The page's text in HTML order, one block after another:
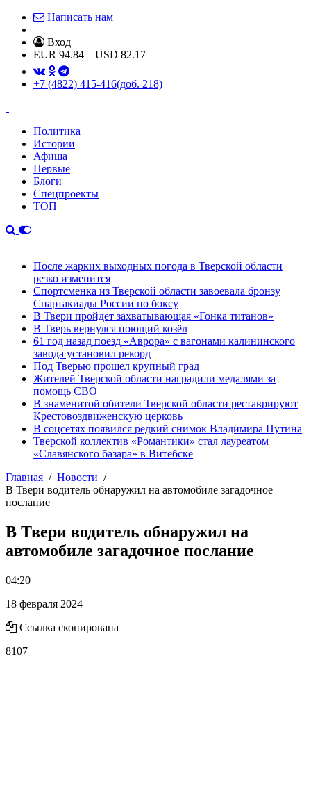
Написать нам
Вход
EUR 94.84 USD 82.17
+7 (4822) 415-416(доб. 218)
Политика
Истории
Афиша
Первые
Блоги
Спецпроекты
ТОП
После жарких выходных погода в Тверской области
резко изменится
Спортсменка из Тверской области завоевала бронзу
Спартакиады России по боксу
В Твери пройдет захватывающая «Гонка титанов»
В Тверь вернулся поющий козёл
61 год назад поезд «Аврора» с вагонами калининского
завода установил рекорд
Под Тверью прошел крупный град
Жителей Тверской области наградили медалями за
помощь СВО
В знаменитой обители Тверской области реставрируют
Крестовоздвиженскую церковь
В соцсетях появился редкий снимок Владимира Путина
Тверской коллектив «Романтики» стал лауреатом
«Славянского базара» в Витебске
Главная
Новости
В Твери водитель обнаружил на автомобиле загадочное
послание
В Твери водитель обнаружил на
автомобиле загадочное послание
04:20
18 февраля 2024
Ссылка скопирована
8107